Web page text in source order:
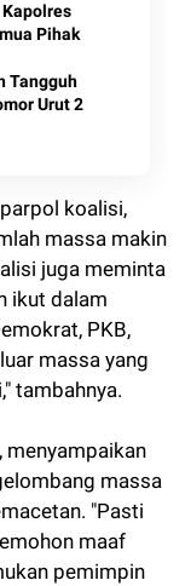
Pihak
Tangguh
Urut 2
koalisi,
massa makin
juga meminta
ikut dalam
PKB,
massa yang
tambahnya.
menyampaikan
massa
"Pasti
maaf
pemimpin